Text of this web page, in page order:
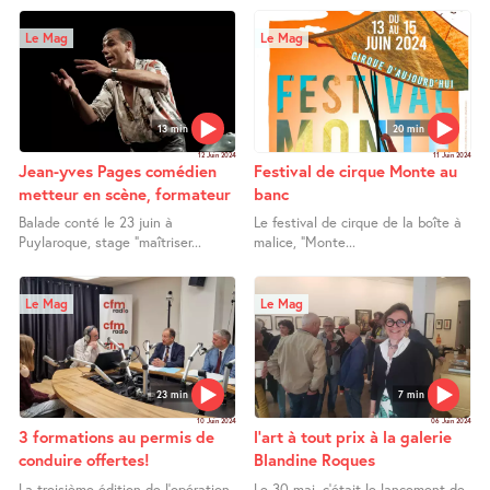
13 min
Le Mag
12 Juin 2024
Jean-yves Pages comédien
metteur en scène, formateur
Balade conté le 23 juin à
Puylaroque, stage "maîtriser...
20 min
Le Mag
11 Juin 2024
Festival de cirque Monte au
banc
Le festival de cirque de la boîte à
malice, "Monte...
23 min
Le Mag
10 Juin 2024
3 formations au permis de
conduire offertes!
7 min
Le Mag
06 Juin 2024
l’art à tout prix à la galerie
Blandine Roques